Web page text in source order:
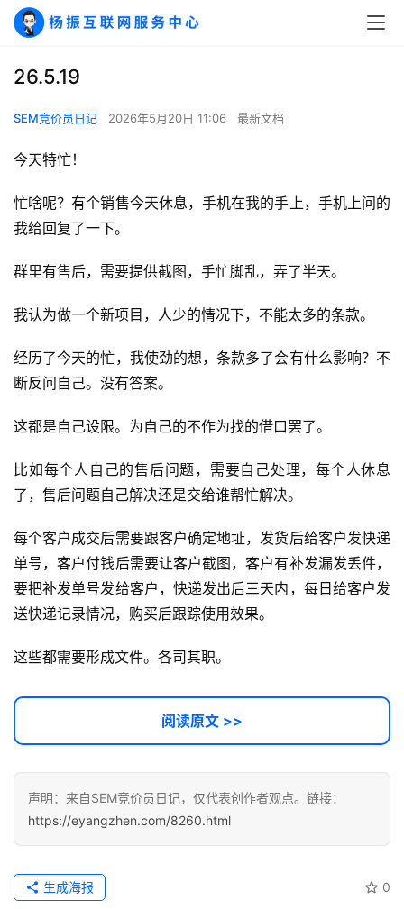
A
实
群
营
记
录
验
程
软
用
务
项
登录 注册
26.5.19
SEM竞价员日记 2026年5月20日 11:06 最新文档
今天特忙！
忙啥呢？有个销售今天休息，手机在我的手上，手机上问的
我给回复了一下。
群里有售后，需要提供截图，手忙脚乱，弄了半天。
我认为做一个新项目，人少的情况下，不能太多的条款。
经历了今天的忙，我使劲的想，条款多了会有什么影响？不
断反问自己。没有答案。
这都是自己设限。为自己的不作为找的借口罢了。
比如每个人自己的售后问题，需要自己处理，每个人休息
了，售后问题自己解决还是交给谁帮忙解决。
每个客户成交后需要跟客户确定地址，发货后给客户发快递
单号，客户付钱后需要让客户截图，客户有补发漏发丢件，
要把补发单号发给客户，快递发出后三天内，每日给客户发
送快递记录情况，购买后跟踪使用效果。
这些都需要形成文件。各司其职。
阅读原文 >>
声明：来自SEM竞价员日记，仅代表创作者观点。链接：
https://eyangzhen.com/8260.html
0
生成海报